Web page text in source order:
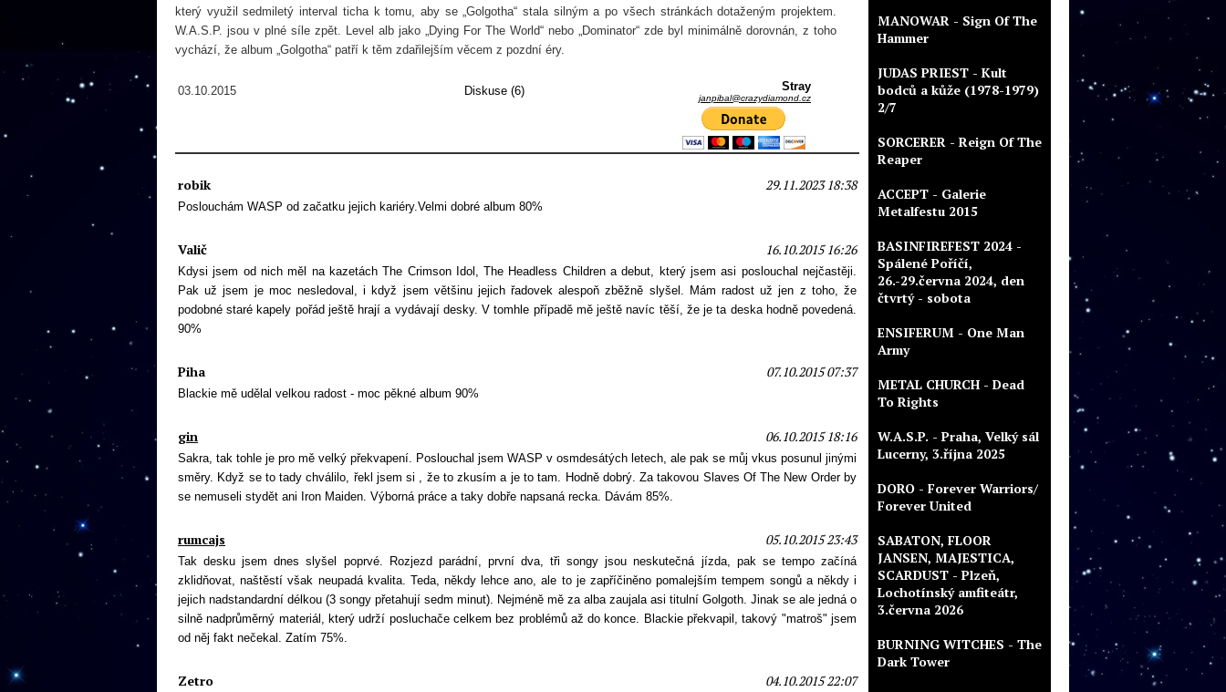
který využil sedmiletý interval ticha k tomu, aby se „Golgotha“ stala silným a po všech stránkách dotaženým projektem.
W.A.S.P. jsou v plné síle zpět. Level alb jako „Dying For The World“ nebo „Dominator“ zde byl minimálně dorovnán, z toho
vychází, že album „Golgotha“ patří k těm zdařilejším věcem z pozdní éry.
03.10.2015 Diskuse (6) Stray
janpibal@crazydiamond.cz
robik 29.11.2023 18:38
Poslouchám WASP od začatku jejich kariéry.Velmi dobré album 80%
Valič 16.10.2015 16:26
Kdysi jsem od nich měl na kazetách The Crimson Idol, The Headless Children a debut, který jsem asi poslouchal nejčastěji.
Pak už jsem je moc nesledoval, i když jsem většinu jejich řadovek alespoň zběžně slyšel. Mám radost už jen z toho, že
podobné staré kapely pořád ještě hrají a vydávají desky. V tomhle případě mě ještě navíc těší, že je ta deska hodně povedená.
90%
Piha 07.10.2015 07:37
Blackie mě udělal velkou radost - moc pěkné album 90%
gin 06.10.2015 18:16
Sakra, tak tohle je pro mě velký překvapení. Poslouchal jsem WASP v osmdesátých letech, ale pak se můj vkus posunul jinými
směry. Když se to tady chválilo, řekl jsem si , že to zkusím a je to tam. Hodně dobrý. Za takovou Slaves Of The New Order by
se nemuseli stydět ani Iron Maiden. Výborná práce a taky dobře napsaná recka. Dávám 85%.
rumcajs 05.10.2015 23:43
Tak desku jsem dnes slyšel poprvé. Rozjezd parádní, první dva, tři songy jsou neskutečná jízda, pak se tempo začíná
zklidňovat, naštěstí však neupadá kvalita. Teda, někdy lehce ano, ale to je zapříčiněno pomalejším tempem songů a někdy i
jejich nadstandardní délkou (3 songy přetahují sedm minut). Nejméně mě za alba zaujala asi titulní Golgoth. Jinak se ale jedná o
silně nadprůměrný materiál, který udrží posluchače celkem bez problémů až do konce. Blackie překvapil, takový "matroš" jsem
od něj fakt nečekal. Zatím 75%.
Zetro 04.10.2015 22:07
MANOWAR - Sign Of The
Hammer
JUDAS PRIEST - Kult
bodců a kůže (1978-1979)
2/7
SORCERER - Reign Of The
Reaper
ACCEPT - Galerie
Metalfestu 2015
BASINFIREFEST 2024 -
Spálené Poříčí,
26.-29.června 2024, den
čtvrtý - sobota
ENSIFERUM - One Man
Army
METAL CHURCH - Dead
To Rights
W.A.S.P. - Praha, Velký sál
Lucerny, 3.října 2025
DORO - Forever Warriors/
Forever United
SABATON, FLOOR
JANSEN, MAJESTICA,
SCARDUST - Plzeň,
Lochotínský amfiteátr,
3.června 2026
BURNING WITCHES - The
Dark Tower